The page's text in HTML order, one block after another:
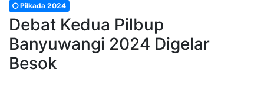
Pilkada 2024
Debat Kedua Pilbup
Banyuwangi 2024 Digelar
Besok